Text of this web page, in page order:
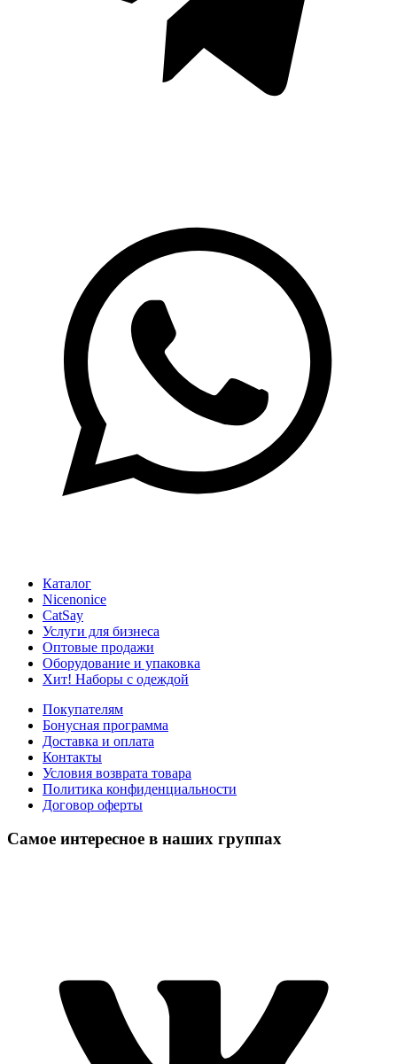
Каталог
Nicenonice
CatSay
Услуги для бизнеса
Оптовые продажи
Оборудование и упаковка
Хит! Наборы с одеждой
Покупателям
Бонусная программа
Доставка и оплата
Контакты
Условия возврата товара
Политика конфиденциальности
Договор оферты
Самое интересное в наших группах